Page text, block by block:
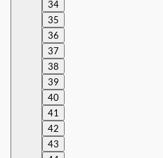
34
35
36
37
38
39
40
41
42
43